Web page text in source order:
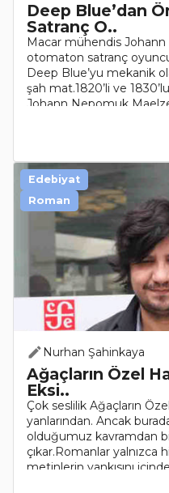
Deep Blue’dan
Satranç O..
Macar mühendis
otomaton satranç
Deep Blue’yu mekanik
şah mat.1820’li ve
Johann Nepomuk
Nurhan Şahinkaya
Ağaçların Özel
Eksi..
Çok seslilik Ağaçların
yanlarından. Ancak
olduğumuz kavramdan
çıkar.Romanlar yalnızca
metinlerin yankısını
Edebiyat
Roman